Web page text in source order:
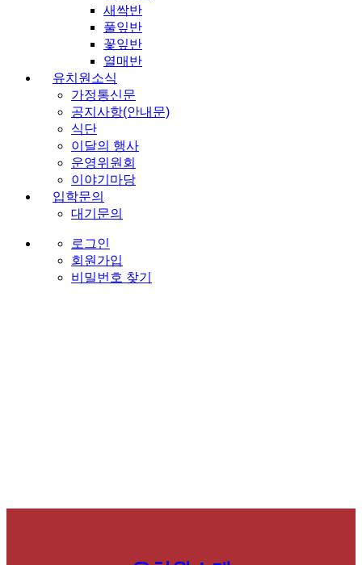
새싹반
풀잎반
꽃잎반
열매반
유치원소식
가정통신문
공지사항(안내문)
식단
이달의 행사
운영위원회
이야기마당
입학문의
대기문의
로그인
회원가입
비밀번호 찾기